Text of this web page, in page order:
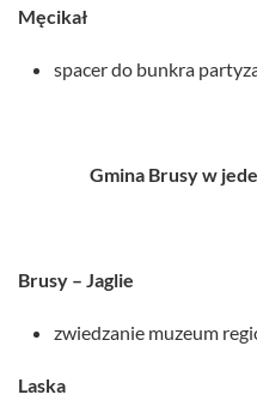
Męcikał
spacer do bunkra
Gmina Brusy w
Brusy – Jaglie
zwiedzanie muzeum
Laska